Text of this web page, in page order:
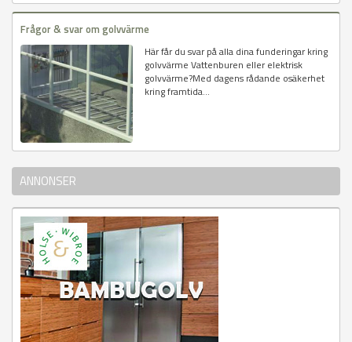
Frågor & svar om golvvärme
Här får du svar på alla dina funderingar kring
golvvärme Vattenburen eller elektrisk
golvvärme?Med dagens rådande osäkerhet
kring framtida...
ANNONSER